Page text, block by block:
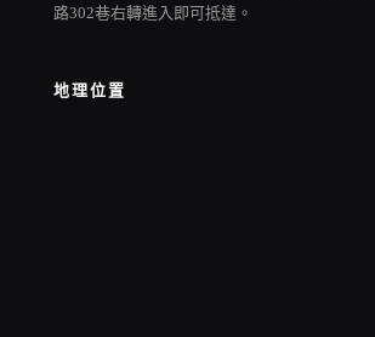
路302巷右轉進入即可抵達。
地理位置